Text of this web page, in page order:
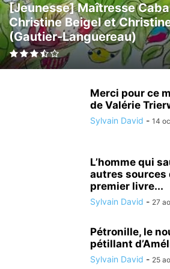
[Jeunesse] Maîtresse
Christine Beigel et
(Gautier-Languereau)
Merci pour ce
de Valérie
Sylvain David - 14
L’homme qui
autres sources
premier livre...
Sylvain David - 27
Pétronille, le
pétillant
Sylvain David - 25